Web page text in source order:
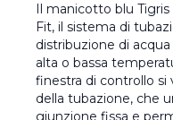
Il manicotto blu Tigris
Fit, il sistema di
distribuzione di
alta o bassa
finestra di controllo
della tubazione, che
giunzione fissa e